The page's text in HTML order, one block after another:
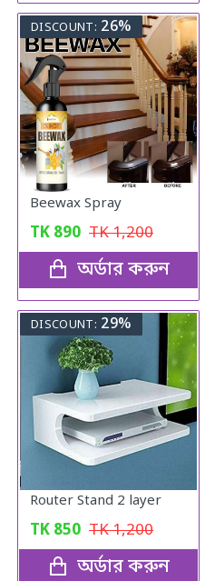
DISCOUNT: 26%
Beewax Spray
TK 890 TK1,200
অর্ডার করুন
DISCOUNT: 29%
Router Stand 2 layer
TK 850 TK1,200
অর্ডার করুন